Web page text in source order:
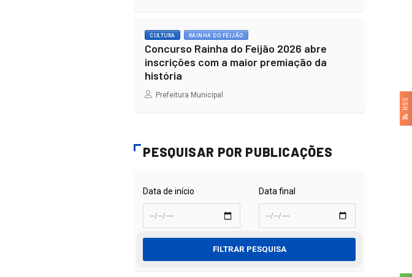
RSS
CULTURA RAINHA DO FEIJÃO
Concurso Rainha do Feijão 2026 abre
inscrições com a maior premiação da
história
Prefeitura Municipal
PESQUISAR POR PUBLICAÇÕES
Data de início Data final
FILTRAR PESQUISA